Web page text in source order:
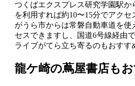
つくばエクスプレス研究学園駅か
を利用すれば約10〜15分でアク
がうら市からは常磐自動車道を使
セスできますし、国道6号線経由
ライブがてら立ち寄るのもおすす
龍ケ崎の蔦屋書店も